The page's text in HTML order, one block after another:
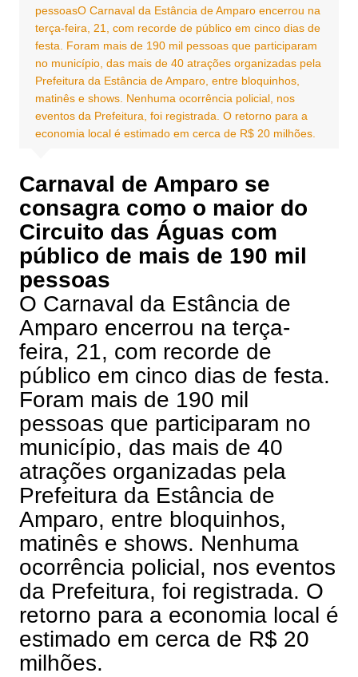
pessoasO Carnaval da Estância de Amparo encerrou na
terça-feira, 21, com recorde de público em cinco dias de
festa. Foram mais de 190 mil pessoas que participaram
no município, das mais de 40 atrações organizadas pela
Prefeitura da Estância de Amparo, entre bloquinhos,
matinês e shows. Nenhuma ocorrência policial, nos
eventos da Prefeitura, foi registrada. O retorno para a
economia local é estimado em cerca de R$ 20 milhões.
Carnaval de Amparo se
consagra como o maior do
Circuito das Águas com
público de mais de 190 mil
pessoas
O Carnaval da Estância de
Amparo encerrou na terça-
feira, 21, com recorde de
público em cinco dias de festa.
Foram mais de 190 mil
pessoas que participaram no
município, das mais de 40
atrações organizadas pela
Prefeitura da Estância de
Amparo, entre bloquinhos,
matinês e shows. Nenhuma
ocorrência policial, nos eventos
da Prefeitura, foi registrada. O
retorno para a economia local é
estimado em cerca de R$ 20
milhões.